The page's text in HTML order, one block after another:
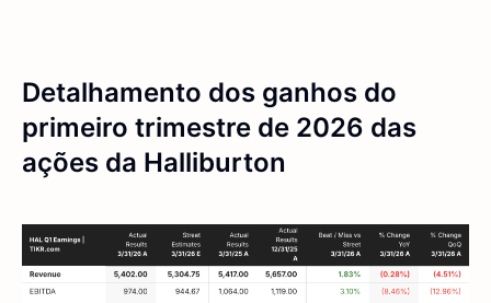
Detalhamento dos ganhos do
primeiro trimestre de 2026 das
ações da Halliburton